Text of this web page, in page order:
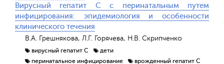
Вирусный гепатит С с перинатальным путем
инфицирования: эпидемиология и особенности
клинического течения
В.А. Грешнякова, Л.Г. Горячева, Н.В. Скрипченко
вирусный гепатит С
дети
перинатальное инфицирование
врожденный гепатит С